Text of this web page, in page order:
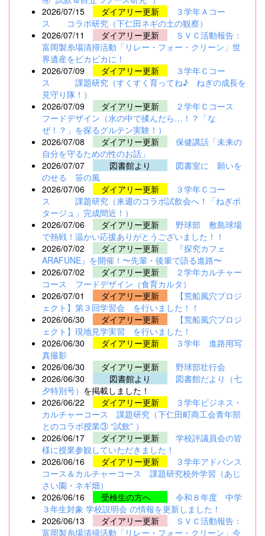
2026/07/15
ダイアリー更新
３学年Ａコー
ス コラボ研究（下仁田ネギの土の観察）
2026/07/11
ダイアリー更新
ＳＶＣ活動報告：
富岡製糸場清掃活動「リレー・フォー・クリーン」世
界遺産をピカピカに！
2026/07/09
ダイアリー更新
３学年Ｃコー
ス 課題研究（すくすく育ってね♪ ねぎの成長を
見守り隊！）
2026/07/09
ダイアリー更新
２学年Ｃコース
フードデザイン（水の中で揉んだら…！？「な
ぜ！？」を探るグルテン実験！）
2026/07/08
ダイアリー更新
保健講話「未来の
自分を守るための性のお話」
2026/07/07
図書館より
図書室に 願いを
のせる 笹の風
2026/07/06
ダイアリー更新
３学年Ｃコー
ス 課題研究（来週のコラボ試飲会へ！「ねぎポ
タージュ」完成間近！）
2026/07/06
ダイアリー更新
野球部 敷島球場
で熱戦！温かい応援ありがとうございました！！
2026/07/02
ダイアリー更新
『探究カフェ
ARAFUNE』を開催！〜先輩・後輩で語る進路〜
2026/07/02
ダイアリー更新
２学年カルチャー
コース フードデザイン（食育カルタ）
2026/07/01
ダイアリー更新
【荒船風穴プロジ
ェクト】第３回学習会 を行いました！！
2026/06/30
ダイアリー更新
【荒船風穴プロジ
ェクト】現地見学実習 を行いました！
2026/06/30
ダイアリー更新
３学年 進路用写
真撮影
2026/06/30
ダイアリー更新
野球部壮行会
2026/06/30
図書館より
図書館だより（七
夕特別号） を掲載しました！
2026/06/22
ダイアリー更新
３学年ビジネス・
カルチャーコース 課題研究（下仁田町商工会青年部
とのコラボ授業③ “試飲” ）
2026/06/17
ダイアリー更新
学校評議員会の皆
様に授業参観していただきました！
2026/06/16
ダイアリー更新
３学年アドバンス
コース＆カルチャーコース 課題研究校外学習（あじ
さい園・ネギ畑）
2026/06/16
受検生の方へ
令和８年度 中学
３年生対象 学校説明会 の情報を更新しました！
2026/06/13
ダイアリー更新
ＳＶＣ活動報告：
富岡製糸場清掃活動「リレー・フォー・クリーン」今